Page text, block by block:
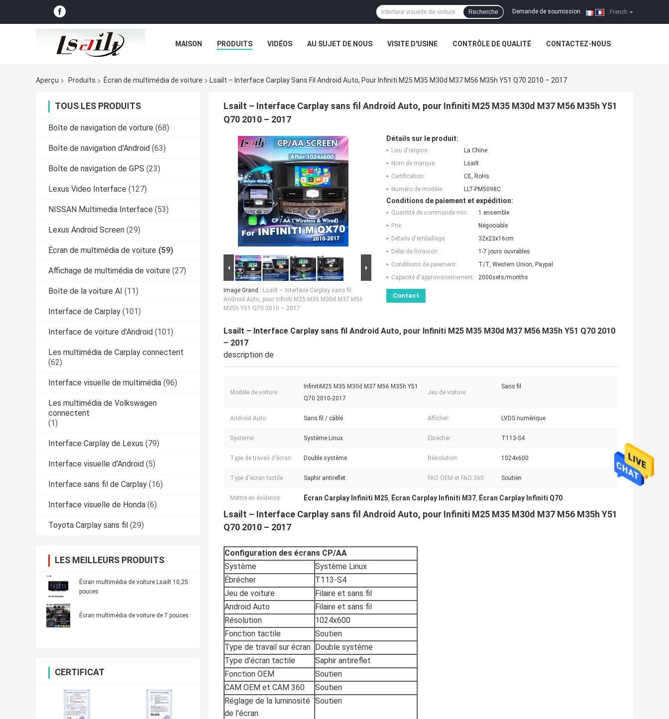
French
Demande de soumission |
Recherche
MAISON PRODUITS VIDÉOS AU SUJET DE NOUS VISITE D'USINE CONTRÔLE DE QUALITÉ CONTACTEZ-NOUS
Aperçu
Produits Écran de multimédia de voiture Lsailt – Interface Carplay Sans Fil Android Auto, Pour Infiniti M25 M35 M30d M37 M56 M35h Y51 Q70 2010 – 2017
TOUS LES PRODUITS
Boîte de navigation de voiture (68)
Boîte de navigation d'Android (63)
Boîte de navigation de GPS (23)
Lexus Video Interface (127)
NISSAN Multimedia Interface (53)
Lexus Android Screen (29)
Écran de multimédia de voiture (59)
Affichage de multimédia de voiture (27)
Boîte de la voiture AI (11)
Interface de Carplay (101)
Interface de voiture d'Android (101)
Les multimédia de Carplay connectent
(62)
Interface visuelle de multimédia (96)
Les multimédia de Volkswagen
connectent
(1)
Interface Carplay de Lexus (79)
Interface visuelle d'Android (5)
Interface sans fil de Carplay (16)
Interface visuelle de Honda (6)
Toyota Carplay sans fil (29)
LES MEILLEURS PRODUITS
Écran multimédia de voiture Lsailt 10,25
pouces
Écran multimédia de voiture de 7 pouces
CERTIFICAT
Lsailt – Interface Carplay sans fil Android Auto, pour Infiniti M25 M35 M30d M37 M56 M35h Y51
Q70 2010 – 2017
Image Grand : Lsailt – Interface Carplay sans fil
Android Auto, pour Infiniti M25 M35 M30d M37 M56
M35h Y51 Q70 2010 – 2017
Détails sur le produit:
Lieu d'origine:
La Chine
Nom de marque:
Lsailt
Certification:
CE, RoHs
Numéro de modèle:
LLT-PM5098C
Conditions de paiement et expédition:
Quantité de commande min:
1 ensemble
Prix:
Négociable
Détails d'emballage:
32x23x16cm
Délai de livraison:
1-7 jours ouvrables
Conditions de paiement:
T/T, Western Union, Paypal
Capacité d'approvisionnement:
2000sets/months
Contact
Lsailt – Interface Carplay sans fil Android Auto, pour Infiniti M25 M35 M30d M37 M56 M35h Y51 Q70 2010
– 2017
description de
Modèle de voiture:
InfinitiM25 M35 M30d M37 M56 M35h Y51
Q70 2010-2017
Jeu de voiture:
Sans fil
Android Auto: Sans fil / câblé Afficher: LVDS numérique
Système: Système Linux Ébrécher: T113-S4
Type de travail d'écran: Double système Résolution: 1024x600
Type d'écran tactile: Saphir antireflet FAO OEM et FAO 360: Soutien
Mettre en évidence: Écran Carplay Infiniti M25, Écran Carplay Infiniti M37, Écran Carplay Infiniti Q70
Lsailt – Interface Carplay sans fil Android Auto, pour Infiniti M25 M35 M30d M37 M56 M35h Y51
Q70 2010 – 2017
Configuration des écrans CP/AA
Système
Système Linux
Ébrécher
T113-S4
Jeu de voiture
Filaire et sans fil
Android Auto
Filaire et sans fil
Résolution
1024x600
Fonction tactile
Soutien
Type de travail sur écran
Double système
Type d'écran tactile
Saphir antireflet
Fonction OEM
Soutien
CAM OEM et CAM 360
Soutien
Réglage de la luminosité
de l'écran
Soutien